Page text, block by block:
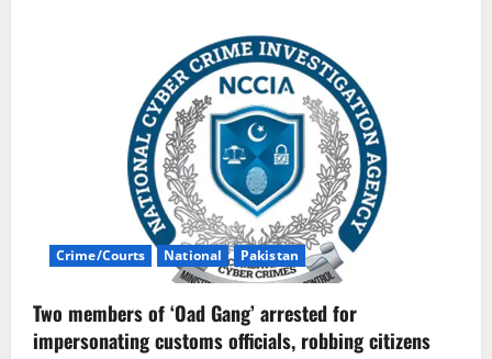
Crime/Courts National Pakistan
Two members of ‘Oad Gang’ arrested for
impersonating customs officials, robbing citizens